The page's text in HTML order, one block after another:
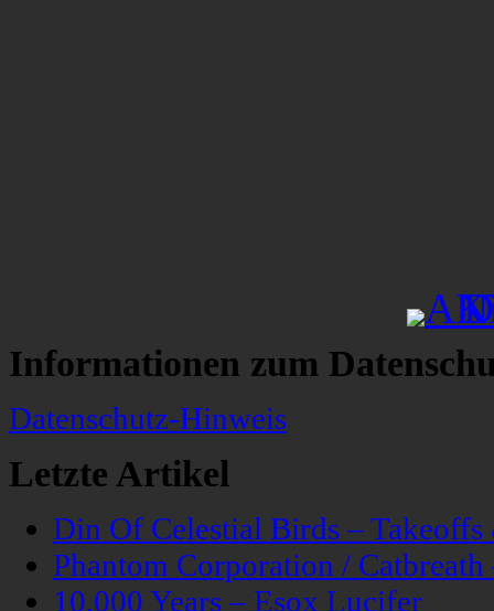
Informationen zum
Datenschutz-Hinweis
Letzte Artikel
Din Of Celestial Birds –
Phantom Corporation /
10,000 Years – Esox Lucifer